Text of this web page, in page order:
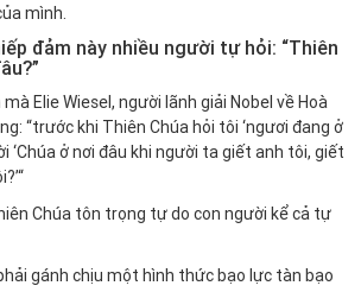
mình.
đảm này nhiều người tự hỏi: “Thiên
Elie Wiesel, người lãnh giải Nobel về Hoà
“trước khi Thiên Chúa hỏi tôi ‘ngươi đang ở
‘Chúa ở nơi đâu khi người ta giết anh tôi, giết
Chúa tôn trọng tự do con người kể cả tự
gánh chịu một hình thức bạo lực tàn bạo